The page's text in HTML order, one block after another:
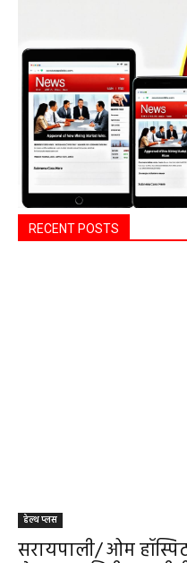
RECENT POSTS
हेल्थ प्लस
सरायपाली/ ओम